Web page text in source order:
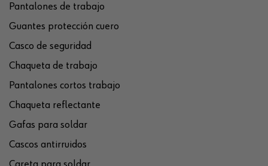
Pantalones de trabajo
Guantes protección cuero
Casco de seguridad
Chaqueta de trabajo
Pantalones cortos trabajo
Chaqueta reflectante
Gafas para soldar
Cascos antirruidos